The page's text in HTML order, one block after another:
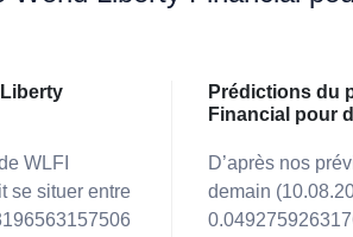
WLFI
se situer entre
Prédictions du
Financial pour
D’après nos
demain